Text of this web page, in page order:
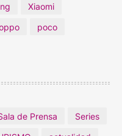
Xiaomi
poco
de Prensa
Series